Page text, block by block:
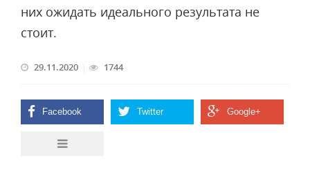
них ожидать идеального результата не
стоит.
29.11.2020 1744